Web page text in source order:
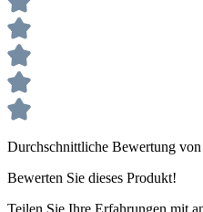
Durchschnittliche Bewertung
Bewerten Sie dieses Produkt!
Teilen Sie Ihre Erfahrungen mit